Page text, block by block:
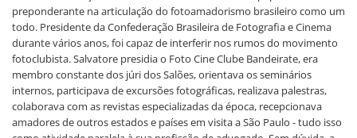
preponderante na articulação do fotoamadorismo brasileiro como um
todo. Presidente da Confederação Brasileira de Fotografia e Cinema
durante vários anos, foi capaz de interferir nos rumos do movimento
fotoclubista. Salvatore presidia o Foto Cine Clube Bandeirate, era
membro constante dos júri dos Salões, orientava os seminários
internos, participava de excursões fotográficas, realizava palestras,
colaborava com as revistas especializadas da época, recepcionava
amadores de outros estados e países em visita a São Paulo - tudo isso